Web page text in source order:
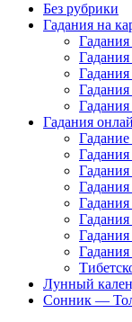
Без рубрики
Гадания на
Гадания
Гадания
Лунный
Сонник —